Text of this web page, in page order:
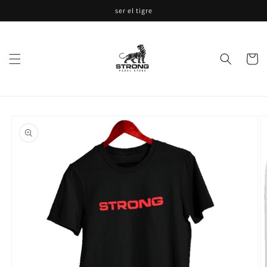
al contenido
ser el tigre
Carrito
a la
información